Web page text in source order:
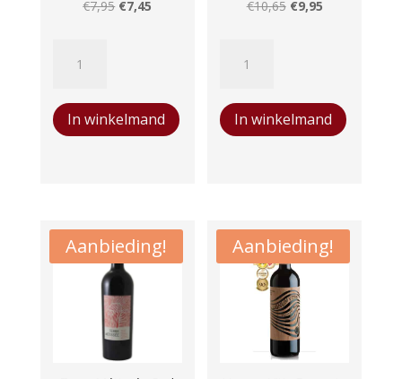
€7,95 Oorspronkelijke
€7,45
Sauvignon
aantal
In winkelmand
€10,65 Oorspronkelijke
€9,95Huidige
Appassimento
In winkelmand
Aanbieding! Aanbieding!